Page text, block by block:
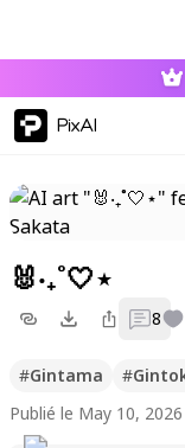
PixAI
🐰‧₊˚🤍⋆
8
#Gintama #
Publié le May 10, 2026